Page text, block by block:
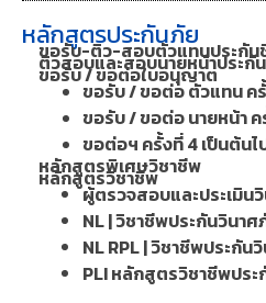
หลักสูตรประกันภัย
ขอรับ-ติว-สอบตัวแทนประกัน
ติวสอบและสอบนายหน้าประกั
ขอรับ / ขอต่อใบอนุญาต
ขอรับ / ขอต่อ ตัวแทน ค
ขอรับ / ขอต่อ นายหน้า ค
ขอต่อฯ ครั้งที่ 4 เป็นต้นไ
หลักสูตรพิเศษวิชาชีพ
หลักสูตรวิชาชีพ
ผู้ตรวจสอบและประเมิน
NL | วิชาชีพประกันวินาศ
NL RPL | วิชาชีพประกั
PLI หลักสูตรวิชาชีพปร